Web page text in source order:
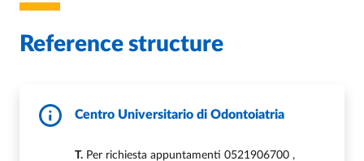
Reference structure
Centro Universitario di Odontoiatria
T. Per richiesta appuntamenti 0521906700 ,